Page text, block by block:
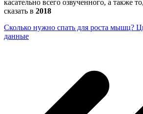
касательно всего озвученного, а также
сказать в 2018
Сколько нужно спать для роста мышц?
данные